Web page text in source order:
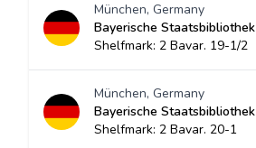
München, Germany
Bayerische Staatsbibliothek
Shelfmark: 2 Bavar. 19-1/2
München, Germany
Bayerische Staatsbibliothek
Shelfmark: 2 Bavar. 20-1